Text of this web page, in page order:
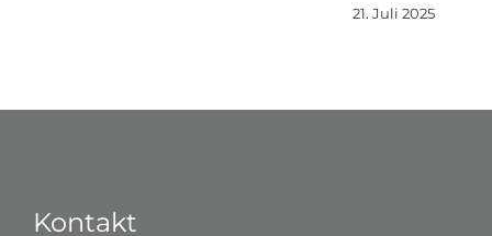
21. Juli 2025
Kontakt